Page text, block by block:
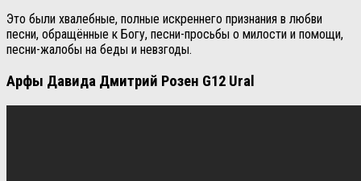
Это были хвалебные, полные искреннего признания в любви
песни, обращённые к Богу, песни-просьбы о милости и помощи,
песни-жалобы на беды и невзгоды.
Арфы Давида Дмитрий Розен G12 Ural